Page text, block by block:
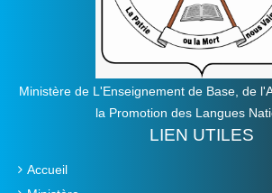
Ministère de L'Enseignement de Base, de
la Promotion des Langues
LIEN UTILES
Accueil